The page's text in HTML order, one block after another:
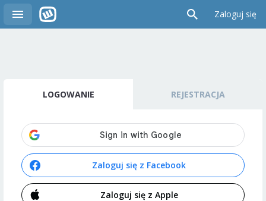
Zaloguj się
LOGOWANIE REJESTRACJA
Zaloguj się z Facebook
Zaloguj się z Apple